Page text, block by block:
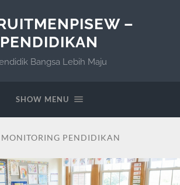
–
PENDIDIKAN
Bangsa Lebih Maju
SHOW MENU
MONITORING PENDIDIKAN